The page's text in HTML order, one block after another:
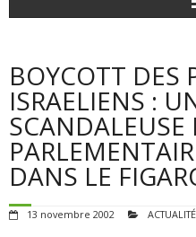
POUR AGIR
AGENDA
VIDÉOS
QUI SOMMES-NOUS ?
BOYCOTT DES
ISRAELIENS :
SCANDALEUSE
DANS LE
13 novembre 2002